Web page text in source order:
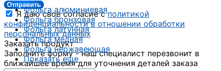
Фольга алюминиевая
Фольга бронзовая
Фольга латунная
Фольга медная
Фольга нержавеющая
Показать еще
Отправить
Я даю свое согласие сполитикой
конфиденциальности в отношении обработки
персональных данных
Заказать продукт
Заполните форму - наш специалист перезвонит в
ближайшее время для уточнения деталей заказа